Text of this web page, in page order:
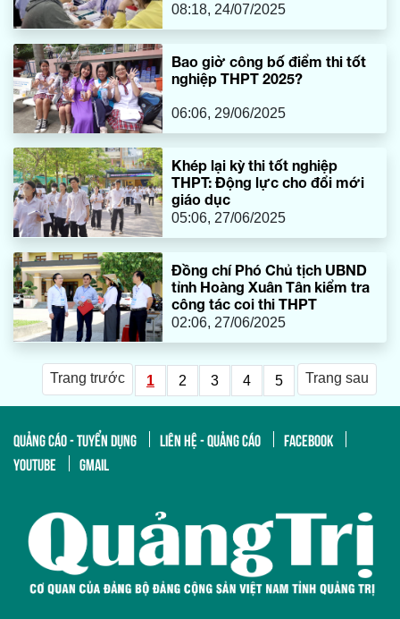
08:18, 24/07/2025
Bao giờ công bố điểm thi tốt
nghiệp THPT 2025?
06:06, 29/06/2025
Khép lại kỳ thi tốt nghiệp
THPT: Động lực cho đổi mới
giáo dục
05:06, 27/06/2025
Đồng chí Phó Chủ tịch UBND
tỉnh Hoàng Xuân Tân kiểm tra
công tác coi thi THPT
02:06, 27/06/2025
Trang trước 1 2 3 4 5 Trang sau
QUẢNG CÁO - TUYỂN DỤNG LIÊN HỆ - QUẢNG CÁO
FACEBOOK
YOUTUBE
GMAIL